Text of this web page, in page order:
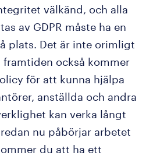
välkänd, och alla
av GDPR måste ha en
plats. Det är inte orimligt
också kommer
för att kunna hjälpa
anställda och andra
kan verka långt
nu påbörjar arbetet
du att ha ett